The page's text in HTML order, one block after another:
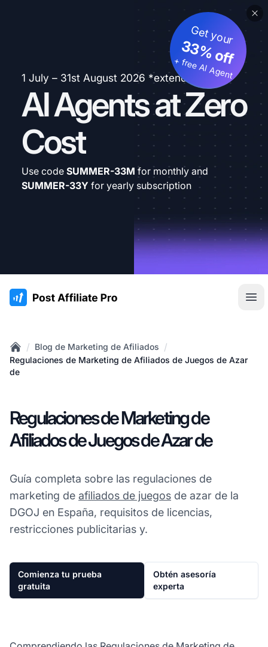
1 July – 31st August 2026 *extended
AI Agents at Zero
Cost
Get your
33% off
+ free AI Agent
Use code SUMMER-33M for monthly and
SUMMER-33Y for yearly subscription
:site.title
Home
/ Blog de Marketing de Afiliados /
Regulaciones de Marketing de Afiliados de Juegos de Azar
de
Regulaciones de Marketing de
Afiliados de Juegos de Azar de
Guía completa sobre las regulaciones de
marketing de afiliados de juegos de azar de la
DGOJ en España, requisitos de licencias,
restricciones publicitarias y.
Comienza tu prueba
gratuita
Obtén asesoría
experta